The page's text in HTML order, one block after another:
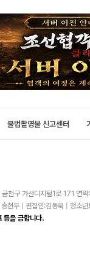
불법촬영물 신고센터
시 금천구 가산디지털1로
두 | 편집인:김동욱 | 청소년
등을 금합니다.